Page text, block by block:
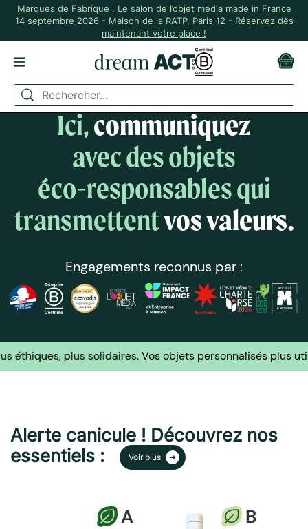
Marques de Fabrique : Le salon de l’objet média made in France
14 septembre 2026 - Maison de la RATP, Paris 12 - Réservez dès
maintenant votre place !
Ici,communiquez
avec des objets
éco-responsables qui
transmettentvos valeurs.
Engagements reconnus par :
plus solidaires.Vos objets personnalisés plus utiles,
Alerte canicule ! Découvrez nos
essentiels :
Voir plus
A B